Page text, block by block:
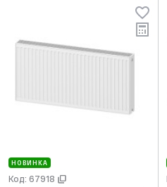
НОВИНКА
Код: 67918